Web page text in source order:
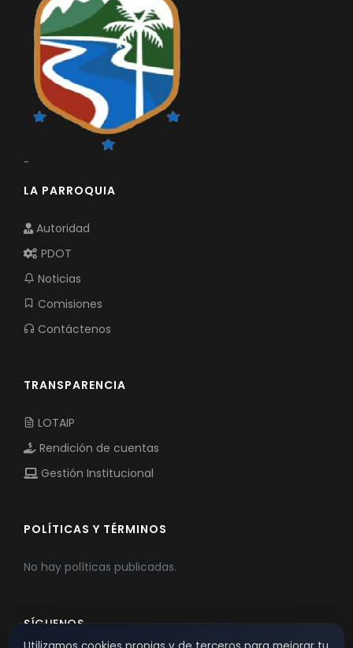
-
LA PARROQUIA
Autoridad
PDOT
Noticias
Comisiones
Contáctenos
TRANSPARENCIA
LOTAIP
Rendición de cuentas
Gestión Institucional
POLÍTICAS Y TÉRMINOS
No hay políticas publicadas.
SÍGUENOS